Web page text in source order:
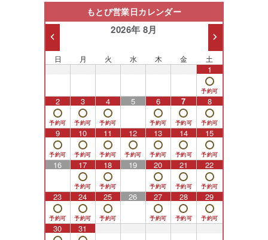
もとび営業日カレンダー
2026年 8月
日 月 火 水 木 金 土
1
2 3 4 5 6 7 8
9 10 11 12 13 14 15
16 17 18 19 20 21 22
23 24 25 26 27 28 29
30 31